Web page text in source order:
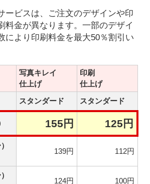
ービスは、ご注文のデザインや印
料金が異なります。一部のデザイ
により印刷料金を最大50％割引い
写真キレイ
仕上げ
印刷
仕上げ
スタンダード スタンダード
155円 125円
139円 112円
124円 100円